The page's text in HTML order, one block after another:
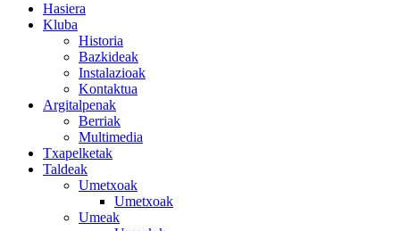
Hasiera
Kluba
Historia
Bazkideak
Instalazioak
Kontaktua
Argitalpenak
Berriak
Multimedia
Txapelketak
Taldeak
Umetxoak
Umetxoak
Umeak